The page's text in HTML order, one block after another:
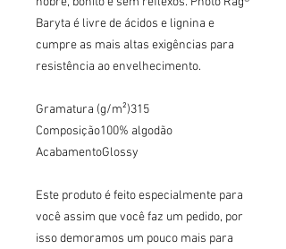
Baryta é livre de ácidos e lignina e
cumpre as mais altas exigências para
resistência ao envelhecimento.
Gramatura (g/m²)315
Composição100% algodão
AcabamentoGlossy
Este produto é feito especialmente para
você assim que você faz um pedido, por
isso demoramos um pouco mais para